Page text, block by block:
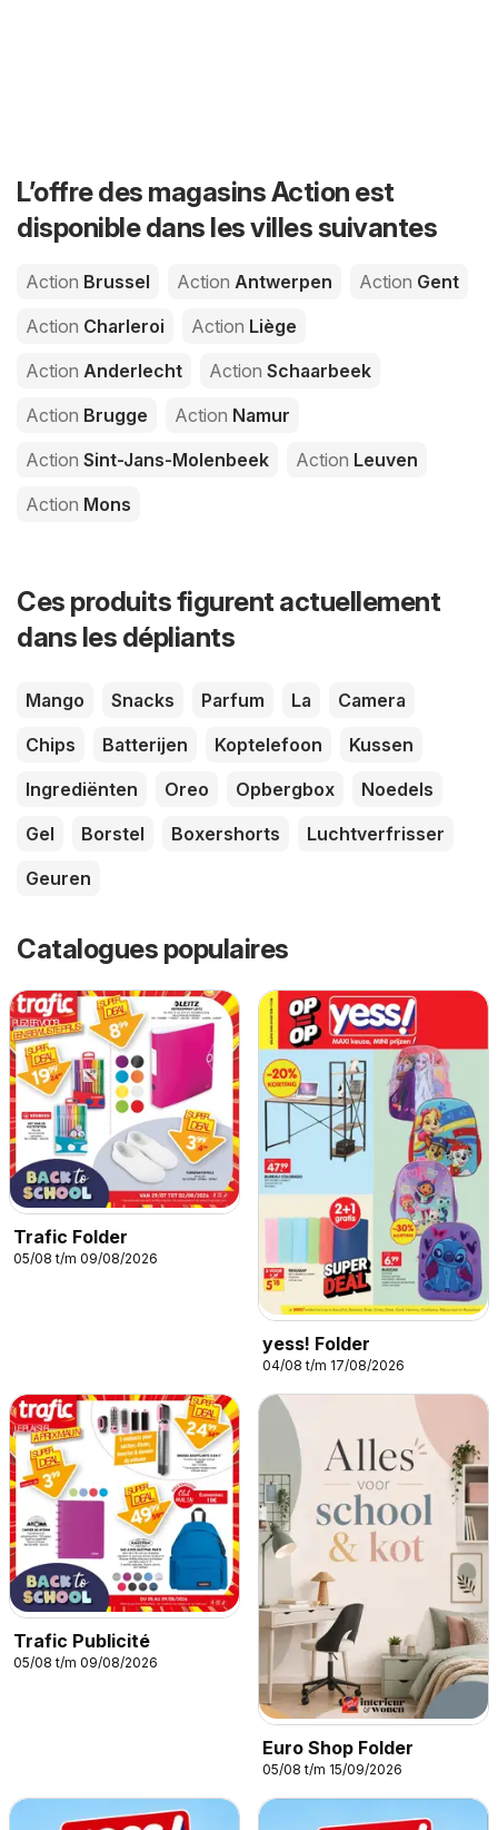
L’offre des magasins Action est
disponible dans les villes suivantes
Action Brussel Action Antwerpen Action Gent
Action Charleroi Action Liège
Action Anderlecht Action Schaarbeek
Action Brugge Action Namur
Action Sint-Jans-Molenbeek Action Leuven
Action Mons
Ces produits figurent actuellement
dans les dépliants
Mango Snacks Parfum La
Camera
Chips
Batterijen Koptelefoon
Kussen
Ingrediënten
Oreo Opbergbox
Noedels
Gel
Borstel Boxershorts
Luchtverfrisser
Geuren
Catalogues populaires
Trafic Folder
05/08 t/m 09/08/2026
yess! Folder
04/08 t/m 17/08/2026
Trafic Publicité
05/08 t/m 09/08/2026
Euro Shop Folder
05/08 t/m 15/09/2026